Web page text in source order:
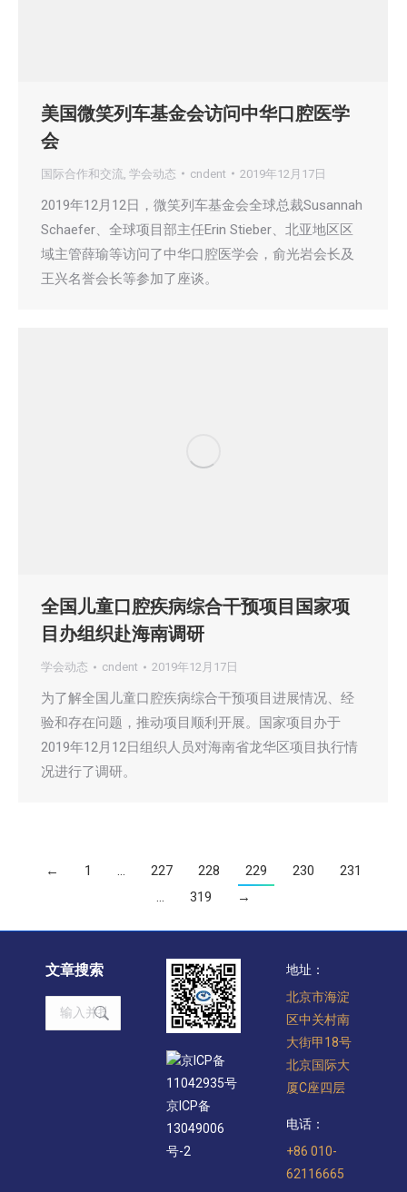
美国微笑列车基金会访问中华口腔医学
会
国际合作和交流 学会动态 cndent 2019年12月17日
2019年12月12日，微笑列车基金会全球总裁Susannah
Schaefer、全球项目部主任Erin Stieber、北亚地区区
域主管薛瑜等访问了中华口腔医学会，俞光岩会长及
王兴名誉会长等参加了座谈。
全国儿童口腔疾病综合干预项目国家项
目办组织赴海南调研
学会动态 cndent 2019年12月17日
为了解全国儿童口腔疾病综合干预项目进展情况、经
验和存在问题，推动项目顺利开展。国家项目办于
2019年12月12日组织人员对海南省龙华区项目执行情
况进行了调研。
← 1 … 227 228 229 230
231
…
319 →
文章搜索
Search:
京ICP备
11042935号
京ICP备
13049006
号-2
地址：
北京市海淀
区中关村南
大街甲18号
北京国际大
厦C座四层
电话：
+86 010-
62116665